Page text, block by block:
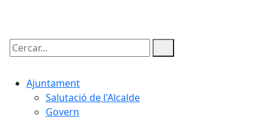
Cercar:
Ajuntament
Salutació de l'Alcalde
Govern